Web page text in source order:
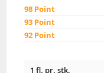
98 Point
93 Point
92 Point
1 fl. pr. stk.